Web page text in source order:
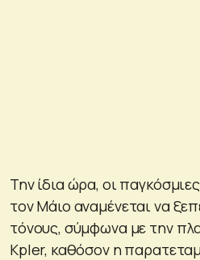
Την ίδια ώρα, οι
τον Μάιο αναμένεται να
τόνους, σύμφωνα με την
Kpler, καθόσον η